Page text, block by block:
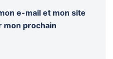
e-mail et mon site
mon prochain